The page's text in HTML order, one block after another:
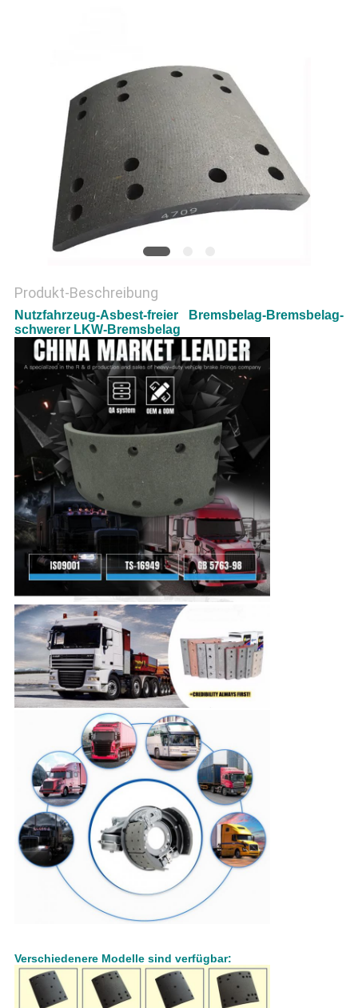
POLICY
Produkt-Beschreibung
Nutzfahrzeug-Asbest-freier Bremsbelag-Bremsbelag-
schwerer LKW-Bremsbelag
Verschiedenere Modelle sind verfügbar: